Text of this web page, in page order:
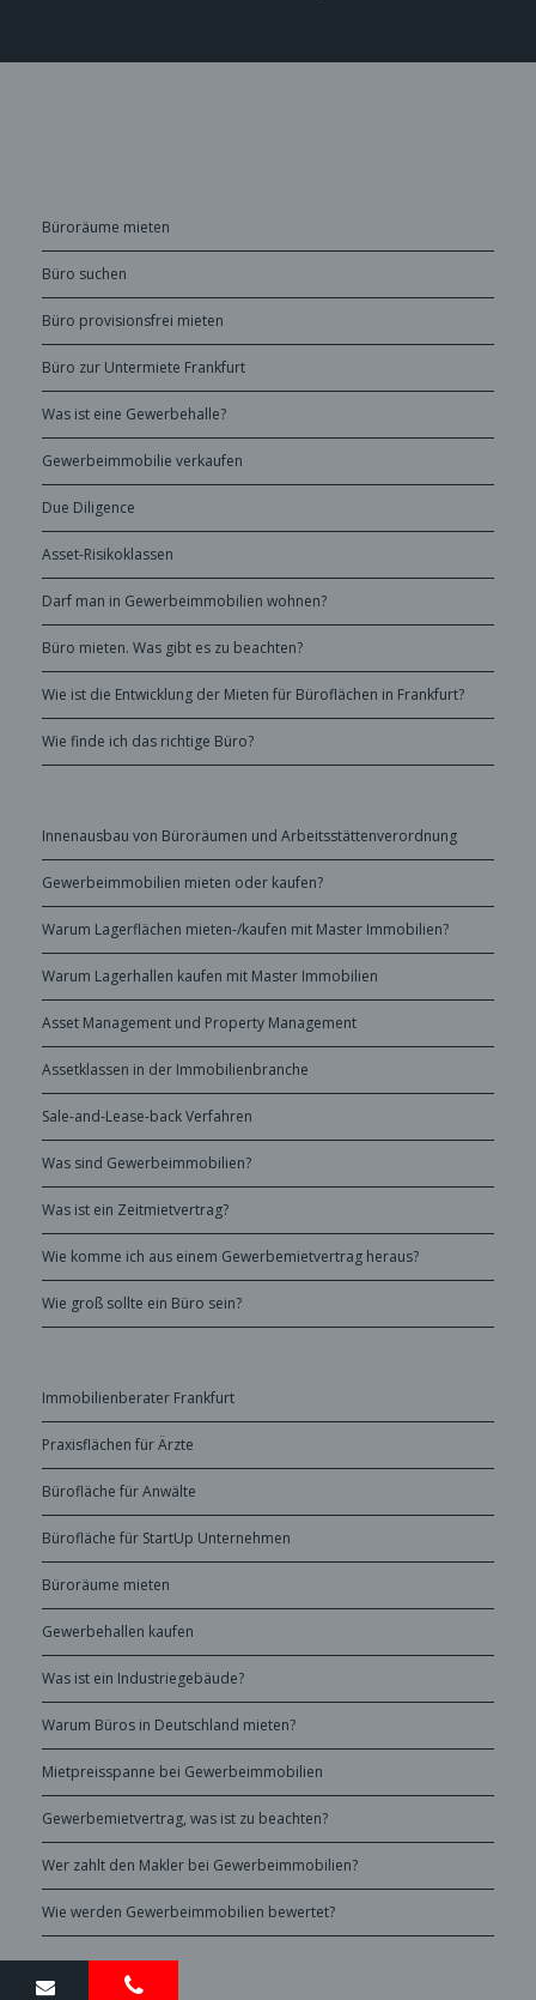
Büroräume mieten
Büro suchen
Büro provisionsfrei mieten
Büro zur Untermiete Frankfurt
Was ist eine Gewerbehalle?
Gewerbeimmobilie verkaufen
Due Diligence
Asset-Risikoklassen
Darf man in Gewerbeimmobilien wohnen?
Büro mieten. Was gibt es zu beachten?
Wie ist die Entwicklung der Mieten für Büroflächen in Frankfurt?
Wie finde ich das richtige Büro?
Innenausbau von Büroräumen und Arbeitsstättenverordnung
Gewerbeimmobilien mieten oder kaufen?
Warum Lagerflächen mieten-/kaufen mit Master Immobilien?
Warum Lagerhallen kaufen mit Master Immobilien
Asset Management und Property Management
Assetklassen in der Immobilienbranche
Sale-and-Lease-back Verfahren
Was sind Gewerbeimmobilien?
Was ist ein Zeitmietvertrag?
Wie komme ich aus einem Gewerbemietvertrag heraus?
Wie groß sollte ein Büro sein?
Immobilienberater Frankfurt
Praxisflächen für Ärzte
Bürofläche für Anwälte
Bürofläche für StartUp Unternehmen
Büroräume mieten
Gewerbehallen kaufen
Was ist ein Industriegebäude?
Warum Büros in Deutschland mieten?
Mietpreisspanne bei Gewerbeimmobilien
Gewerbemietvertrag, was ist zu beachten?
Wer zahlt den Makler bei Gewerbeimmobilien?
Wie werden Gewerbeimmobilien bewertet?